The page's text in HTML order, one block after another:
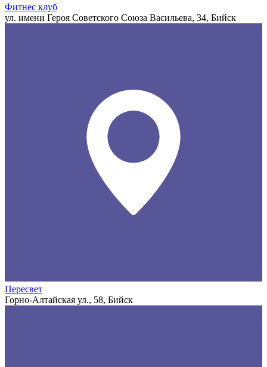
Фитнес клуб
ул. имени Героя Советского Союза Васильева, 34, Бийск
Пересвет
Горно-Алтайская ул., 58, Бийск